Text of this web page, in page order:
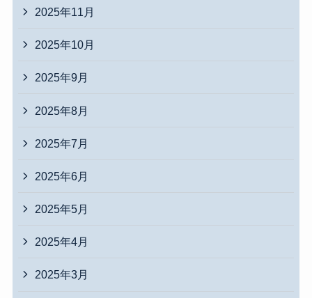
2025年11月
2025年10月
2025年9月
2025年8月
2025年7月
2025年6月
2025年5月
2025年4月
2025年3月